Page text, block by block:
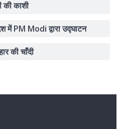
की काशी
में PM Modi द्वारा उद्घाटन
की चाँदी